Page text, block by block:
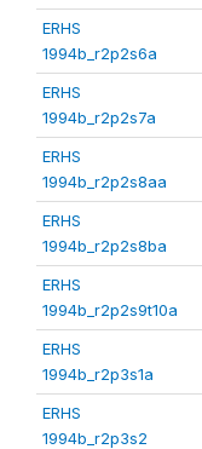
ERHS
1994b_r2p2s6a
ERHS
1994b_r2p2s7a
ERHS
1994b_r2p2s8aa
ERHS
1994b_r2p2s8ba
ERHS
1994b_r2p2s9t10a
ERHS
1994b_r2p3s1a
ERHS
1994b_r2p3s2